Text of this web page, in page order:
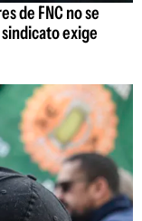
de FNC no se
exige